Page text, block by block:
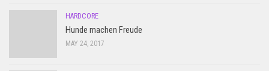
HARDCORE
Hunde machen Freude
MAY 24, 2017